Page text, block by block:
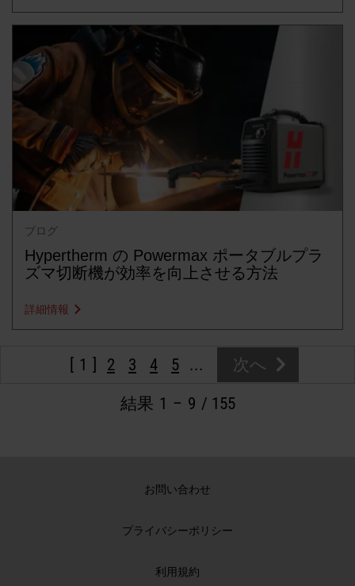
ブログ
Hypertherm の Powermax ポータブルプラ
ズマ切断機が効率を向上させる方法
詳細情報
1 2 3 4 5 ... 次へ
結果 1 – 9 / 155
お問い合わせ
プライバシーポリシー
利用規約